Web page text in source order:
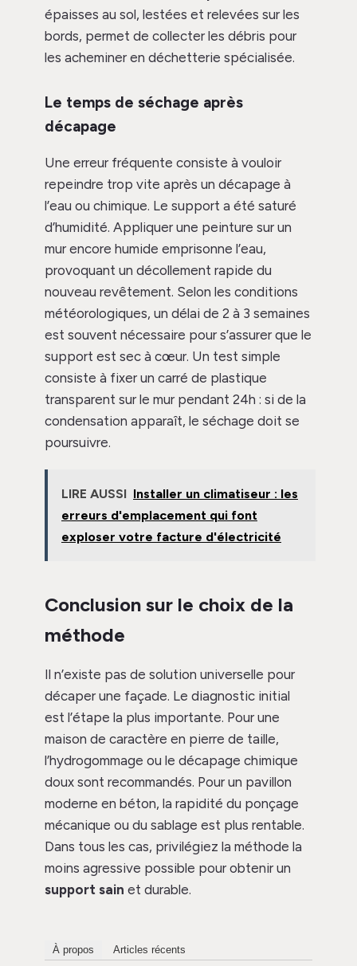
épaisses au sol, lestées et relevées sur les
bords, permet de collecter les débris pour
les acheminer en déchetterie spécialisée.
Le temps de séchage après
décapage
Une erreur fréquente consiste à vouloir
repeindre trop vite après un décapage à
l’eau ou chimique. Le support a été saturé
d’humidité. Appliquer une peinture sur un
mur encore humide emprisonne l’eau,
provoquant un décollement rapide du
nouveau revêtement. Selon les conditions
météorologiques, un délai de 2 à 3 semaines
est souvent nécessaire pour s’assurer que le
support est sec à cœur. Un test simple
consiste à fixer un carré de plastique
transparent sur le mur pendant 24h : si de la
condensation apparaît, le séchage doit se
poursuivre.
LIRE AUSSI Installer un climatiseur : les
erreurs d'emplacement qui font
exploser votre facture d'électricité
Conclusion sur le choix de la
méthode
Il n’existe pas de solution universelle pour
décaper une façade. Le diagnostic initial
est l’étape la plus importante. Pour une
maison de caractère en pierre de taille,
l’hydrogommage ou le décapage chimique
doux sont recommandés. Pour un pavillon
moderne en béton, la rapidité du ponçage
mécanique ou du sablage est plus rentable.
Dans tous les cas, privilégiez la méthode la
moins agressive possible pour obtenir un
support sain et durable.
À propos Articles récents